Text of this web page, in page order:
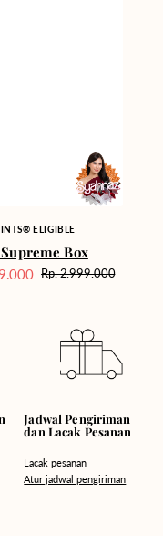
ELIGIBLE
Box
Harga
Rp. 2.999.000
Jadwal Pengiriman
dan Lacak Pesanan
Lacak pesanan
Atur jadwal pengiriman